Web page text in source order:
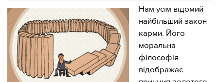
Нам усім відомий
найбільший закон
карми. Його
моральна
філософія
відображає